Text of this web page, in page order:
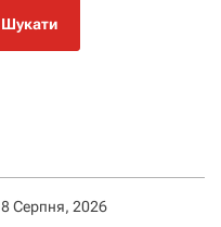
8 Серпня, 2026